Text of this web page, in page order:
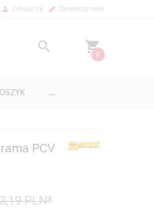
Zaloguj się Zarejestruj mnie
0
...
PCV
PLN*